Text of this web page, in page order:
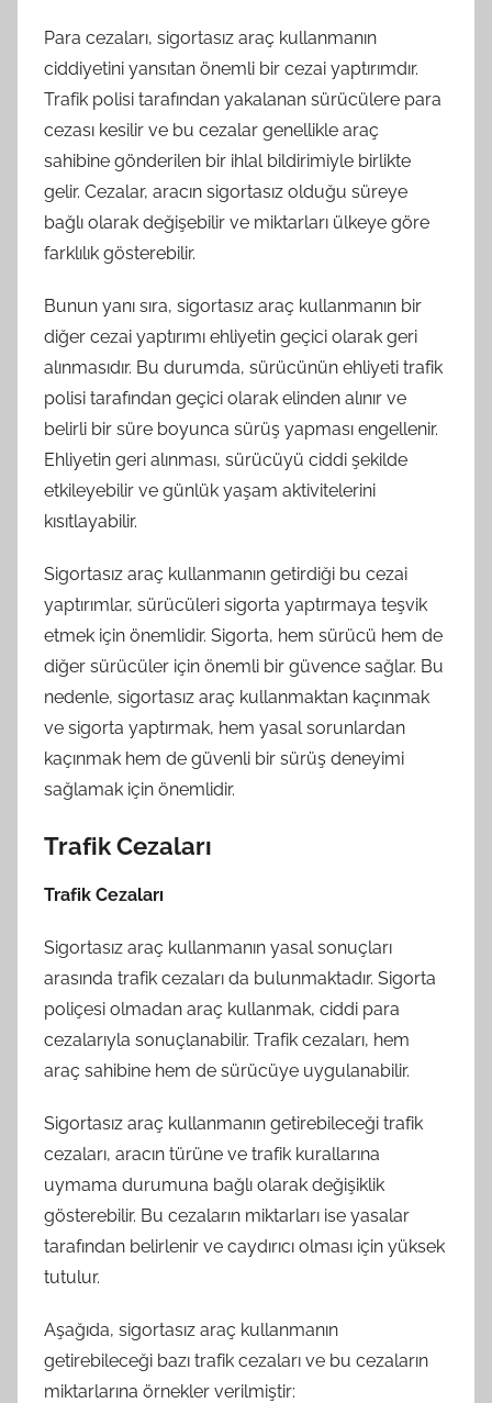
Para cezaları, sigortasız araç kullanmanın
ciddiyetini yansıtan önemli bir cezai yaptırımdır.
Trafik polisi tarafından yakalanan sürücülere para
cezası kesilir ve bu cezalar genellikle araç
sahibine gönderilen bir ihlal bildirimiyle birlikte
gelir. Cezalar, aracın sigortasız olduğu süreye
bağlı olarak değişebilir ve miktarları ülkeye göre
farklılık gösterebilir.
Bunun yanı sıra, sigortasız araç kullanmanın bir
diğer cezai yaptırımı ehliyetin geçici olarak geri
alınmasıdır. Bu durumda, sürücünün ehliyeti trafik
polisi tarafından geçici olarak elinden alınır ve
belirli bir süre boyunca sürüş yapması engellenir.
Ehliyetin geri alınması, sürücüyü ciddi şekilde
etkileyebilir ve günlük yaşam aktivitelerini
kısıtlayabilir.
Sigortasız araç kullanmanın getirdiği bu cezai
yaptırımlar, sürücüleri sigorta yaptırmaya teşvik
etmek için önemlidir. Sigorta, hem sürücü hem de
diğer sürücüler için önemli bir güvence sağlar. Bu
nedenle, sigortasız araç kullanmaktan kaçınmak
ve sigorta yaptırmak, hem yasal sorunlardan
kaçınmak hem de güvenli bir sürüş deneyimi
sağlamak için önemlidir.
Trafik Cezaları
Trafik Cezaları
Sigortasız araç kullanmanın yasal sonuçları
arasında trafik cezaları da bulunmaktadır. Sigorta
poliçesi olmadan araç kullanmak, ciddi para
cezalarıyla sonuçlanabilir. Trafik cezaları, hem
araç sahibine hem de sürücüye uygulanabilir.
Sigortasız araç kullanmanın getirebileceği trafik
cezaları, aracın türüne ve trafik kurallarına
uymama durumuna bağlı olarak değişiklik
gösterebilir. Bu cezaların miktarları ise yasalar
tarafından belirlenir ve caydırıcı olması için yüksek
tutulur.
Aşağıda, sigortasız araç kullanmanın
getirebileceği bazı trafik cezaları ve bu cezaların
miktarlarına örnekler verilmiştir: